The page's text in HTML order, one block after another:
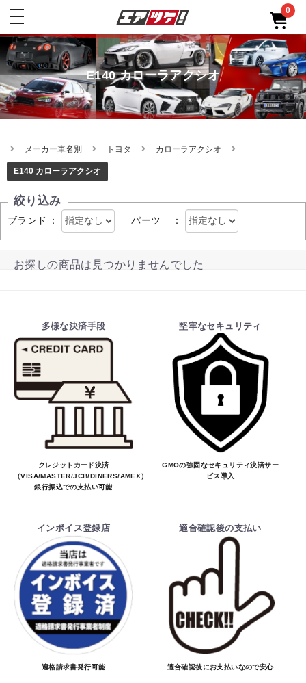
toggle
0
E140 カローラアクシオ
メーカー車名別 トヨタ カローラアクシオ
E140 カローラアクシオ
絞り込み
ブランド ： パーツ ：
お探しの商品は見つかりませんでした
多様な決済手段
クレジットカード決済
（VISA/MASTER/JCB/DINERS/AMEX）、
銀行振込での支払い可能
堅牢なセキュリティ
GMOの強固なセキュリティ決済サー
ビス導入
インボイス登録店
適格請求書発行可能
適合確認後の支払い
適合確認後にお支払いなので安心